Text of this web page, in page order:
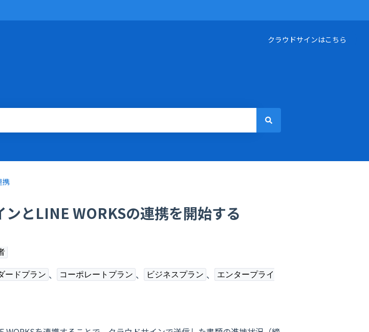
クラウドサインはこちら
携
ンとLINE WORKSの連携を開始する
ードプラン 、 コーポレートプラン 、 ビジネスプラン 、
エンタープライ